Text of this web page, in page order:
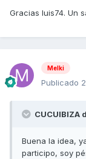
Gracias luis74. Un
Melki
Publicado
CUCUIBIZA
Buena la idea,
participo, soy